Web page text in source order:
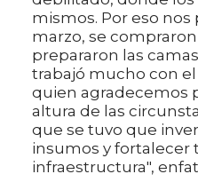
mismos. Por eso
marzo, se
prepararon las
trabajó mucho con
quien agradecemos
altura de las
que se tuvo que
insumos y fortalecer
infraestructura",